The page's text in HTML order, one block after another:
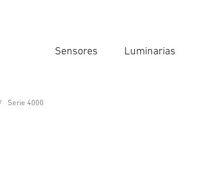
Sensores Luminarias
Serie 4000